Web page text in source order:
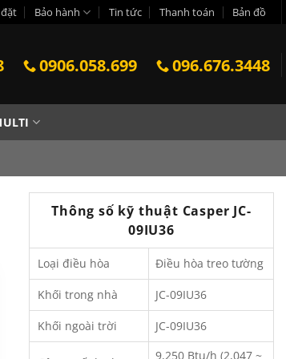
Bảo hành Tin tức Thanh toán Bản đồ
0906.058.699 096.676.3448
Thông số kỹ thuật Casper JC-
09IU36
Loại điều hòa Điều hòa treo tường
Khối trong nhà JC-09IU36
Khối ngoài trời JC-09IU36
9,250 Btu/h (2,047 ~